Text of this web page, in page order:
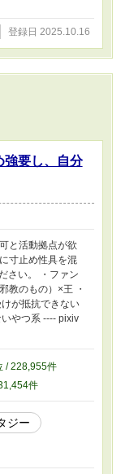
登録日 2025.10.16
強要し、自分
と活動拠点が欲
寸止め性具を混
さい。 ・ファン
教のもの）×王 ・
が抵抗できない
やつ系 ---- pixiv
/ 228,955件
件
ジー